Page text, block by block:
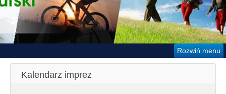
Rozwiń menu
Kalendarz imprez